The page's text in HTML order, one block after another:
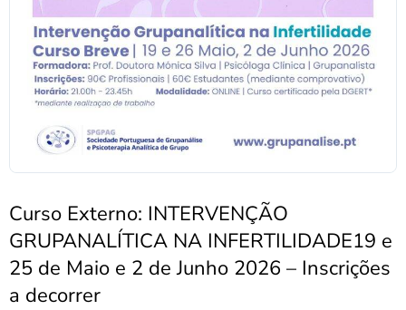
Curso Externo: INTERVENÇÃO
GRUPANALÍTICA NA INFERTILIDADE19 e
25 de Maio e 2 de Junho 2026 – Inscrições
a decorrer